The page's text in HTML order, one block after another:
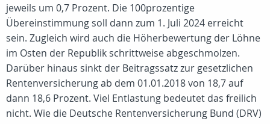
jeweils um 0,7 Prozent. Die 100prozentige
Übereinstimmung soll dann zum 1. Juli 2024 erreicht
sein. Zugleich wird auch die Höherbewertung der Löhne
im Osten der Republik schrittweise abgeschmolzen.
Darüber hinaus sinkt der Beitragssatz zur gesetzlichen
Rentenversicherung ab dem 01.01.2018 von 18,7 auf
dann 18,6 Prozent. Viel Entlastung bedeutet das freilich
nicht. Wie die Deutsche Rentenversicherung Bund (DRV)